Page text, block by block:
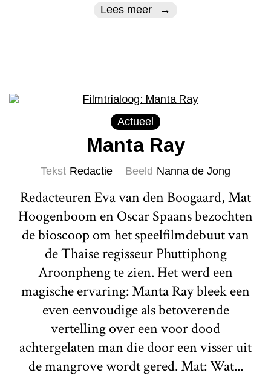
Lees meer
Actueel
Manta Ray
Tekst Redactie Beeld Nanna de Jong
Redacteuren Eva van den Boogaard, Mat
Hoogenboom en Oscar Spaans bezochten
de bioscoop om het speelfilmdebuut van
de Thaise regisseur Phuttiphong
Aroonpheng te zien. Het werd een
magische ervaring: Manta Ray bleek een
even eenvoudige als betoverende
vertelling over een voor dood
achtergelaten man die door een visser uit
de mangrove wordt gered. Mat: Wat...